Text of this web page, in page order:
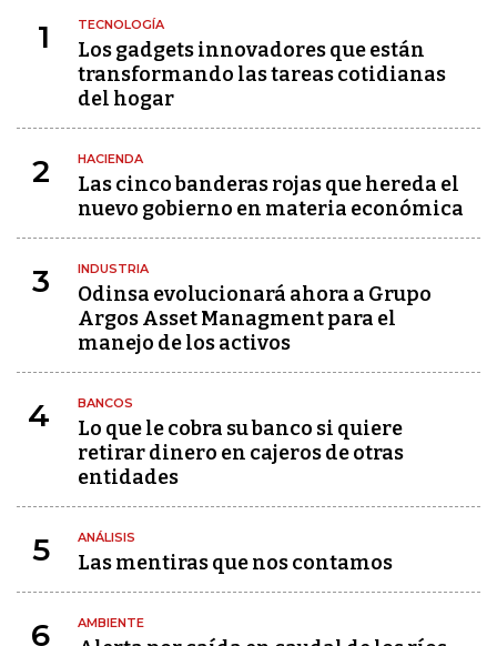
1 TECNOLOGÍA
Los gadgets innovadores que están
transformando las tareas cotidianas
del hogar
2 HACIENDA
Las cinco banderas rojas que hereda el
nuevo gobierno en materia económica
3 INDUSTRIA
Odinsa evolucionará ahora a Grupo
Argos Asset Managment para el
manejo de los activos
4 BANCOS
Lo que le cobra su banco si quiere
retirar dinero en cajeros de otras
entidades
5 ANÁLISIS
Las mentiras que nos contamos
6 AMBIENTE